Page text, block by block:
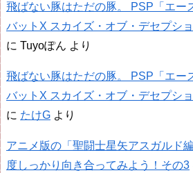
飛ばない豚はただの豚。 PSP「エー
バットX スカイズ・オブ・デセプショ
に Tuyoぽん より
飛ばない豚はただの豚。 PSP「エー
バットX スカイズ・オブ・デセプショ
に たけG より
アニメ版の「聖闘士星矢アスガルド
度しっかり向き合ってみよう！その3